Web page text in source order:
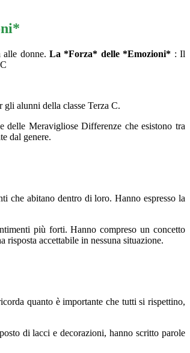
alle donne. La *Forza* delle *Emozioni* : Il
alunni della classe Terza C.
delle Meravigliose Differenze che esistono tra
dal genere.
che abitano dentro di loro. Hanno espresso la
più forti. Hanno compreso un concetto
accettabile in nessuna situazione.
quanto è importante che tutti si rispettino,
di lacci e decorazioni, hanno scritto parole